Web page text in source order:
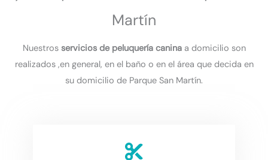
Martín
Nuestros servicios de peluquería caninaa domicilio son
realizados ,en general, en el baño o en el área que decida en
su domicilio de Parque San Martín.